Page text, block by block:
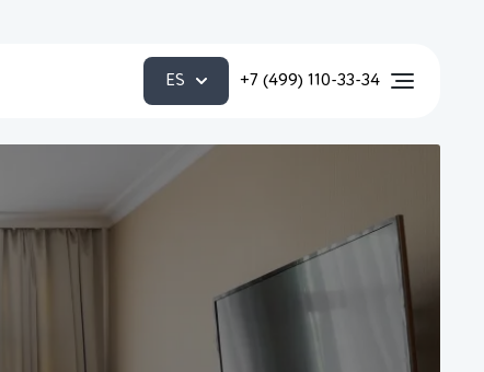
ES +7 (499) 110-33-34